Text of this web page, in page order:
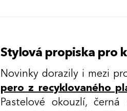
Stylová propiska pro
Novinky dorazily i mezi
pero z recyklovaného
Pastelové okouzlí,